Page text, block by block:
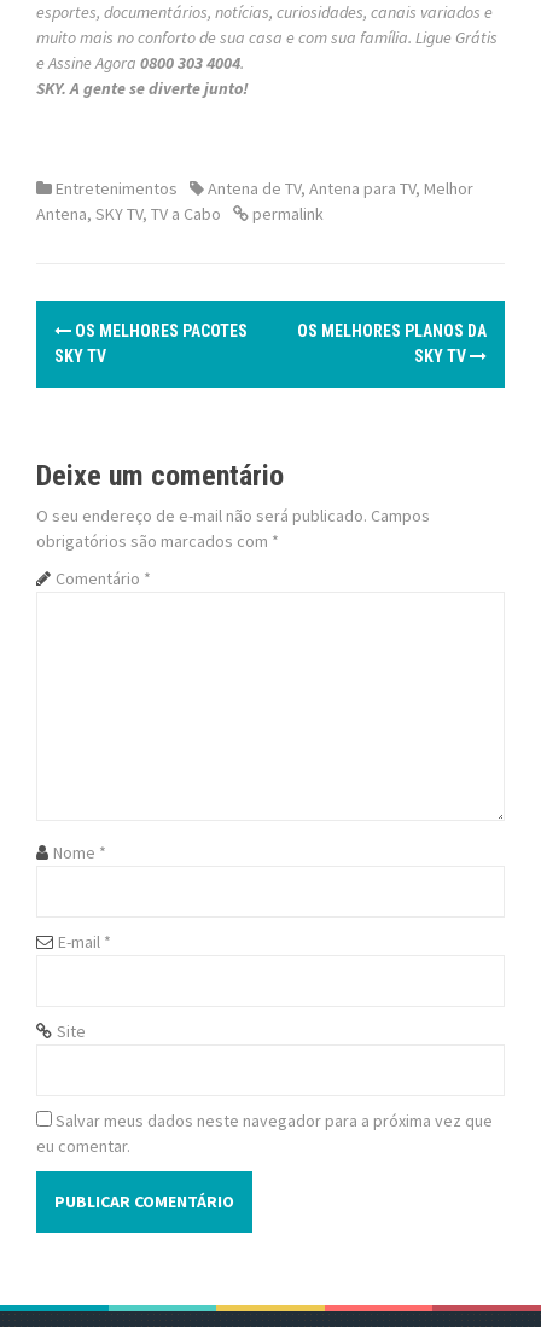
esportes, documentários, notícias, curiosidades, canais variados e
muito mais no conforto de sua casa e com sua família. Ligue Grátis
e Assine Agora 0800 303 4004.
SKY. A gente se diverte junto!
Entretenimentos Antena de TV, Antena para TV, Melhor
Antena, SKY TV, TV a Cabo permalink
P
t
n
a
i
n
OS MELHORES PACOTES
SKY TV
OS MELHORES PLANOS DA
SKY TV
Deixe um comentário
O seu endereço de e-mail não será publicado. Campos
obrigatórios são marcados com *
Comentário *
Nome *
E-mail *
Site
Salvar meus dados neste navegador para a próxima vez que
eu comentar.